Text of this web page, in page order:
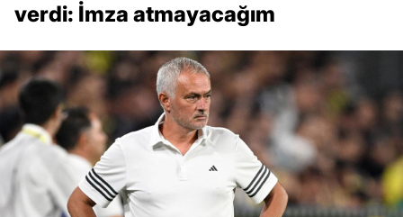
verdi: İmza atmayacağım